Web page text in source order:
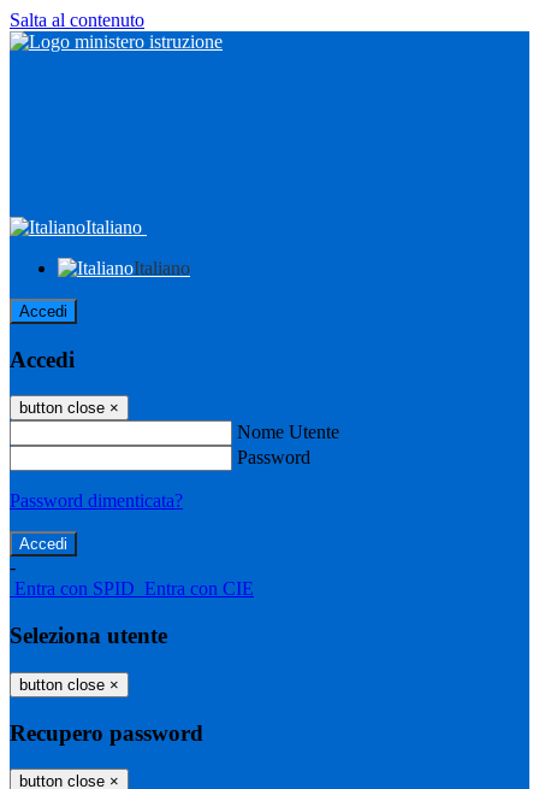
Salta al contenuto
Italiano
Italiano
Accedi
Accedi
button close ×
Nome Utente
Password
Password dimenticata?
-
Entra con SPID Entra con CIE
Seleziona utente
button close ×
Recupero password
button close ×